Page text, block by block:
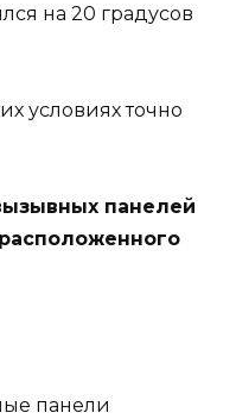
на 20 градусов
условиях точно
панелей
панели